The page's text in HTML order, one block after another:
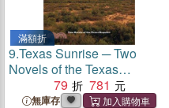
滿額折
9.Texas Sunrise ─ Two
Novels of the Texas
Republic79 781
無庫存